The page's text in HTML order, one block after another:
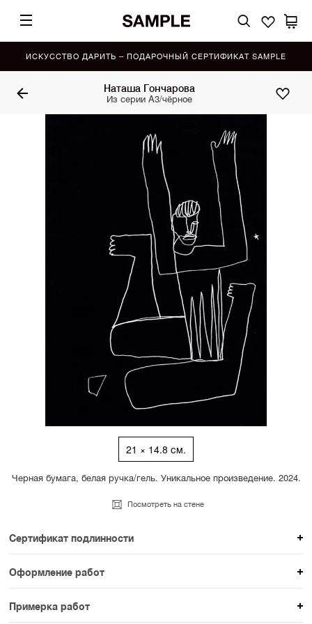
ИСКУССТВО ДАРИТЬ – ПОДАРОЧНЫЙ СЕРТИФИКАТ SAMPLE
Наташа Гончарова
Из серии A3/чёрное
21 × 14.8 см.
Черная бумага, белая ручка/гель. Уникальное произведение. 2024.
Посмотреть на стене
Сертификат подлинности
К каждому авторскому произведению мы
прикладываем сертификат подлинности. Для товаров
раздела SAMPLE СЕРИЯ сертификаты не
Оформление работ
При покупке произведения вы можете выбрать и
оплатить вариант оформления. На сайте доступен
Примерка работ